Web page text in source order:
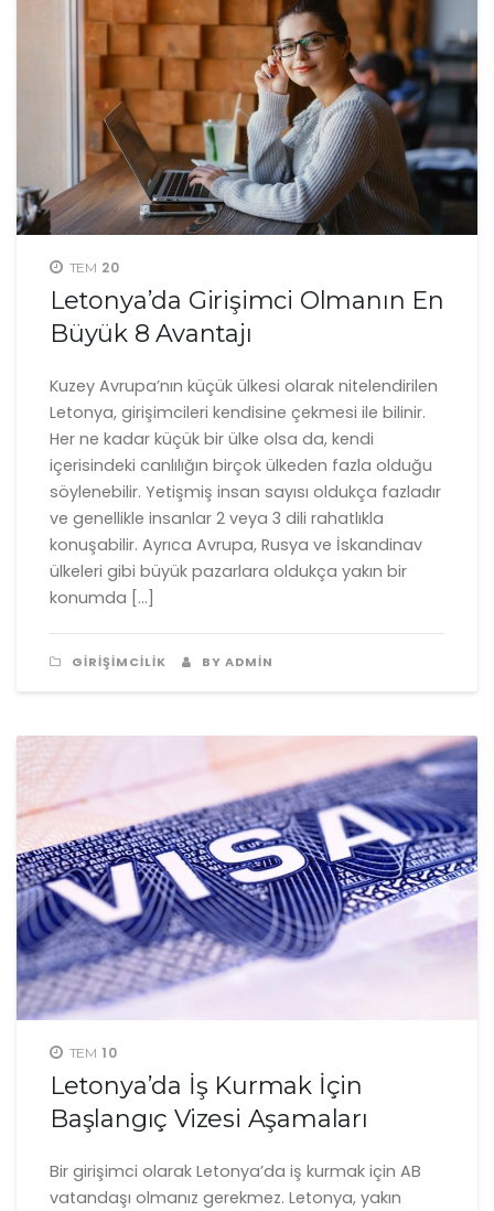
TEM 20
Letonya’da Girişimci Olmanın En
Büyük 8 Avantajı
Kuzey Avrupa’nın küçük ülkesi olarak nitelendirilen
Letonya, girişimcileri kendisine çekmesi ile bilinir.
Her ne kadar küçük bir ülke olsa da, kendi
içerisindeki canlılığın birçok ülkeden fazla olduğu
söylenebilir. Yetişmiş insan sayısı oldukça fazladır
ve genellikle insanlar 2 veya 3 dili rahatlıkla
konuşabilir. Ayrıca Avrupa, Rusya ve İskandinav
ülkeleri gibi büyük pazarlara oldukça yakın bir
konumda […]
GIRIŞIMCILIK BY ADMIN
TEM 10
Letonya’da İş Kurmak İçin
Başlangıç Vizesi Aşamaları
Bir girişimci olarak Letonya’da iş kurmak için AB
vatandaşı olmanız gerekmez. Letonya, yakın